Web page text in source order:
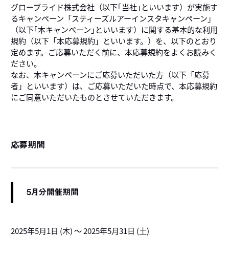
グローブライド株式会社（以下｢当社｣といいます）が実施す
るキャンペーン「スティーズルアーインスタキャンペーン｣
（以下｢本キャンペーン｣といいます）に関する基本的な利用
規約（以下「本応募規約」といいます。）を、以下のとおり
定めます。ご応募いただく前に、本応募規約をよくお読みく
ださい。
なお、本キャンペーンにご応募いただいた方（以下「応募
者」といいます）は、ご応募いただいた時点で、本応募規約
にご同意いただいたものとさせていただきます。
応募期間
5月分開催期間
2025年5月1日 (木) ～ 2025年5月31日 (土)